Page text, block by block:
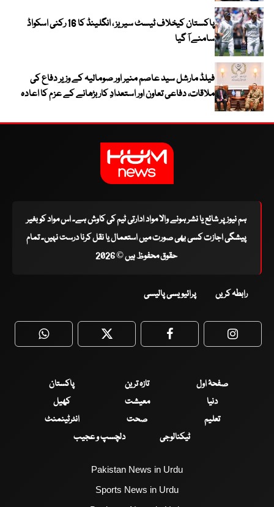
پاکستان کیخلاف ٹیسٹ سیریز ، انگلینڈ کا 16 رکنی اسکواڈ
سامنے آ گیا
فیلڈ مارشل سید عاصم منیر اور صومالیہ کے وزیر دفاع کی
ملاقات، دفاعی تعاون اور استعدادِ کار بڑھانے کے عزم کا اعادہ
ہم نیوز پر شائع یا نشر ہونے والا مواد ادارتی ٹیم کی کاوش ہے۔ اس مواد کو بغیر
پیشگی اجازت کسی بھی صورت میں استعمال یا نقل کرنا درست نہیں۔ تمام
حقوق محفوظ ہیں © 2026
رابطہ کریں پرائیویسی پالیسی
WhatsApp Twitter Facebook
صفحۂ اول تازہ ترین
پاکستان
دنیا
معیشت
کھیل
تعلیم
صحت
انٹرٹینمنٹ
ٹیکنالوجی
دلچسپ و عجیب
Pakistan News in Urdu
Sports News in Urdu